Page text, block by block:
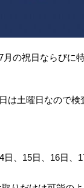
月の祝日ならび
は土曜日なので
、15日、16日、